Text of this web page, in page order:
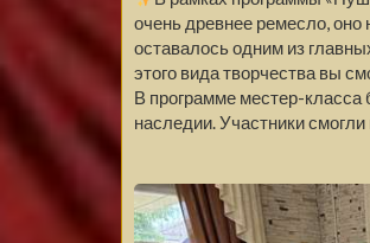
очень древнее ремесло, оно
оставалось одним из
этого вида творчества вы
В программе местер-класса
наследии. Участники